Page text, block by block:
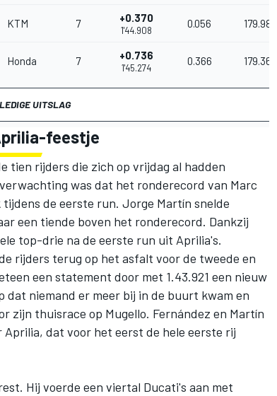
KTM 7 +0.370
1'44.908
0.056 179.986
Honda 7 +0.736
1'45.274
0.366 179.360
UITSLAG
feestje
tien rijders die zich op vrijdag al hadden
was dat het ronderecord van Marc
de eerste run. Jorge Martín snelde
een tiende boven het ronderecord. Dankzij
top-drie na de eerste run uit Aprilia's.
rijders terug op het asfalt voor de tweede en
een statement door met 1.43.921 een nieuw
niemand er meer bij in de buurt kwam en
zijn thuisrace op Mugello. Fernández en Martín
dat voor het eerst de hele eerste rij
Hij voerde een viertal Ducati's aan met